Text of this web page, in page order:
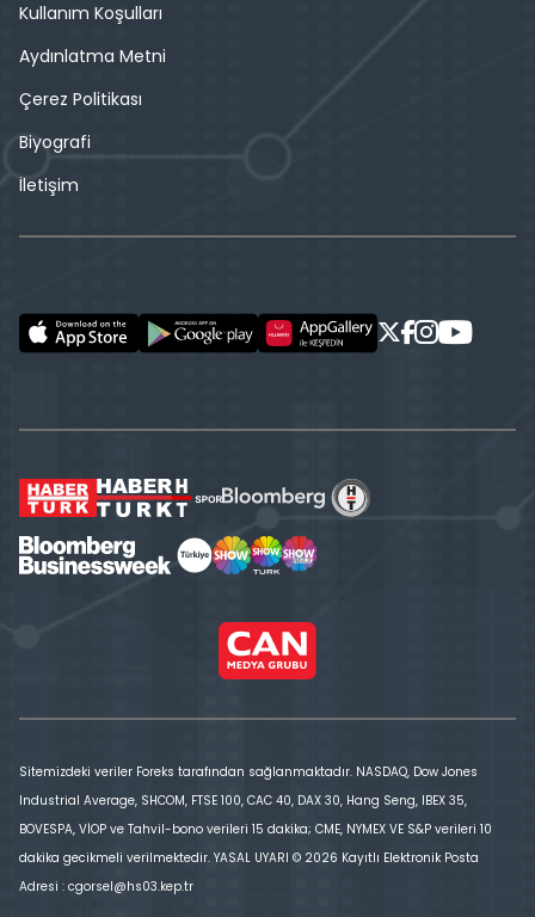
Kullanım Koşulları
Aydınlatma Metni
Çerez Politikası
Biyografi
İletişim
Sitemizdeki veriler Foreks tarafından sağlanmaktadır. NASDAQ, Dow Jones
Industrial Average, SHCOM, FTSE 100, CAC 40, DAX 30, Hang Seng, IBEX 35,
BOVESPA, VİOP ve Tahvil-bono verileri 15 dakika; CME, NYMEX VE S&P verileri 10
dakika gecikmeli verilmektedir. YASAL UYARI © 2026 Kayıtlı Elektronik Posta
Adresi : cgorsel@hs03.kep.tr